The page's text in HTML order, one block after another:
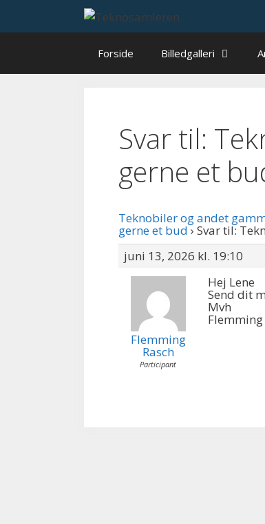
Forside Billedgalleri
Svar til:
gerne et
Teknobiler og andet
gerne et bud › Svar til:
juni 13, 2026 kl. 19:10
Flemming
Rasch
Participant
Hej Lene
Send dit
Mvh
Flemming